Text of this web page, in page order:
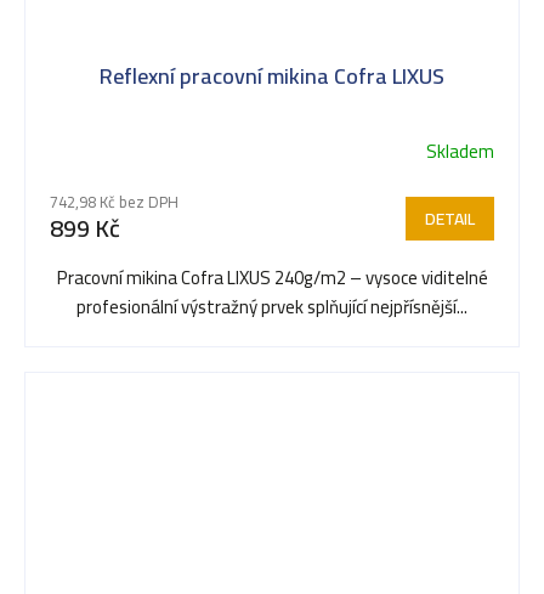
Reflexní pracovní mikina Cofra LIXUS
Skladem
742,98 Kč bez DPH
899 Kč DETAIL
Pracovní mikina Cofra LIXUS 240g/m2 – vysoce viditelné
profesionální výstražný prvek splňující nejpřísnější...